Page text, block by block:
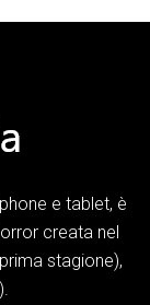
e tablet, è
creata nel
stagione),